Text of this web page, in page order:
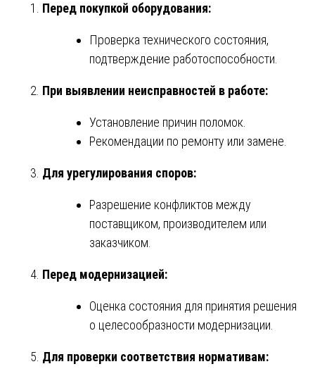
Перед покупкой оборудования:
Проверка технического состояния,
подтверждение работоспособности.
При выявлении неисправностей в работе:
Установление причин поломок.
Рекомендации по ремонту или замене.
Для урегулирования споров:
Разрешение конфликтов между
поставщиком, производителем или
заказчиком.
Перед модернизацией:
Оценка состояния для принятия решения
о целесообразности модернизации.
Для проверки соответствия нормативам: